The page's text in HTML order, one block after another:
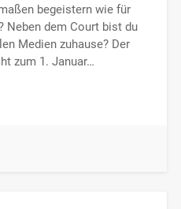
begeistern wie für
Neben dem Court bist du
Medien zuhause? Der
zum 1. Januar…